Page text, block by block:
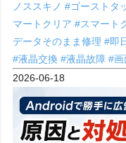
ノススキノ#ゴーストタ
マートクリア#スマート
データそのまま修理#即
#液晶交換#液晶故障#
2026-06-18